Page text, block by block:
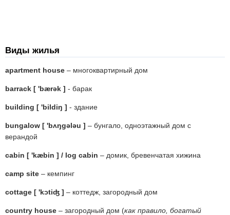
Виды жилья
apartment house – многоквартирный дом
barrack [ 'bærək ] - барак
building [ 'bildiŋ ] - здание
bungalow [ 'bʌŋgələu ] – бунгало, одноэтажный дом с
верандой
cabin [ 'kæbin ] / log cabin – домик, бревенчатая хижина
camp site – кемпинг
cottage [ 'kɔtiʤ ] – коттедж, загородный дом
country house – загородный дом (как правило, богатый